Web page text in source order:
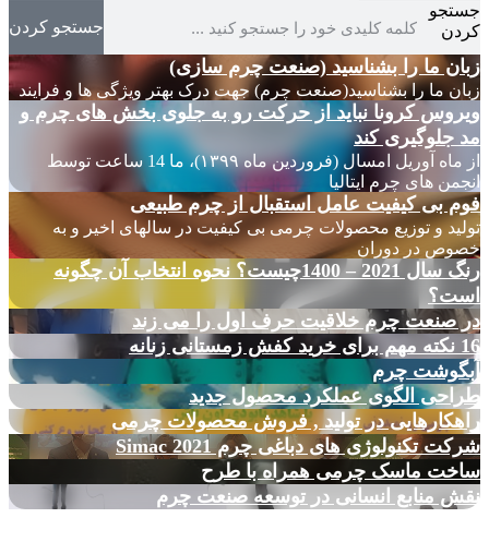
جستجو
کردن
جستجو کردن
زبان ما را بشناسید (صنعت چرم سازی)
زبان ما را بشناسید(صنعت چرم) جهت درک بهتر ویژگی ها و فرایند
ویروس کرونا نباید از حرکت رو به جلوی بخش های چرم و
مد جلوگیری کند
از ماه آوریل امسال (فروردین ماه ۱۳۹۹)، ما 14 ساعت توسط
انجمن های چرم ایتالیا
فوم بی کیفیت عامل استقبال از چرم طبیعی
تولید و توزیع محصولات چرمی بی کیفیت در سالهای اخیر و به
خصوص در دوران
رنگ سال 2021 – 1400چیست؟ نحوه انتخاب آن چگونه
است؟
در صنعت چرم خلاقیت حرف اول را می زند
16 نکته مهم برای خرید کفش زمستانی زنانه
آبگوشت چرم
طراحی الگوی عملکرد محصول جدید
راهکارهایی در تولید , فروش محصولات چرمی
شرکت تکنولوژی های دباغی چرم Simac 2021
ساخت ماسک چرمی همراه با طرح
نقش منابع انسانی در توسعه صنعت چرم